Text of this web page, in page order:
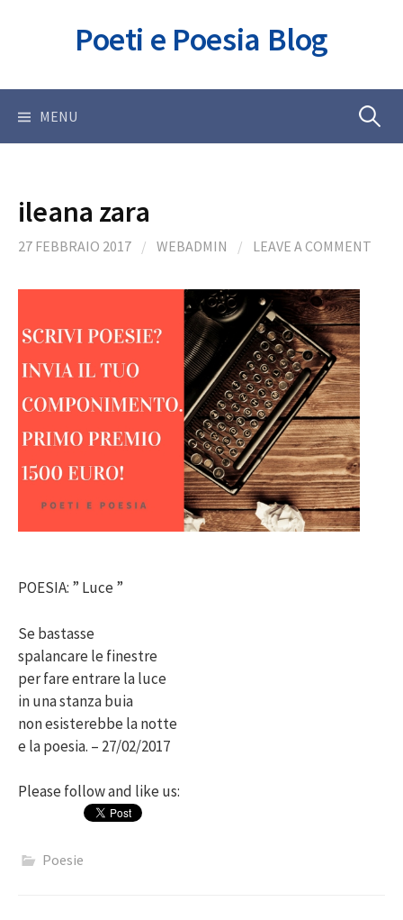
Poeti e Poesia Blog
MENU Ricerca
ileana zara
27 FEBBRAIO 2017 / WEBADMIN / LEAVE A COMMENT
POESIA: ” Luce ”
Se bastasse
spalancare le finestre
per fare entrare la luce
in una stanza buia
non esisterebbe la notte
e la poesia. – 27/02/2017
Please follow and like us:
Poesie